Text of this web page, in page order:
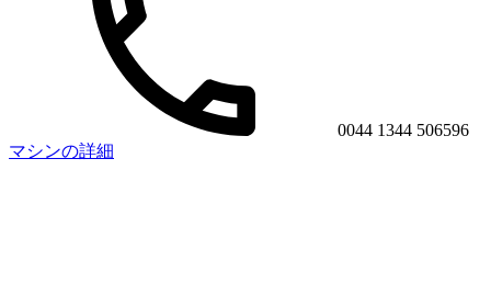
0044 1344 506596
マシンの詳細